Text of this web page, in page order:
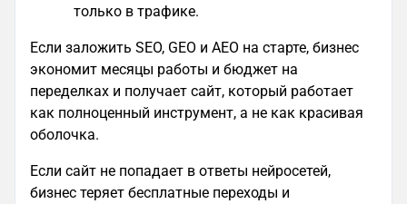
только в трафике.
Если заложить SEO, GEO и AEO на старте, бизнес
экономит месяцы работы и бюджет на
переделках и получает сайт, который работает
как полноценный инструмент, а не как красивая
оболочка.
Если сайт не попадает в ответы нейросетей,
бизнес теряет бесплатные переходы и